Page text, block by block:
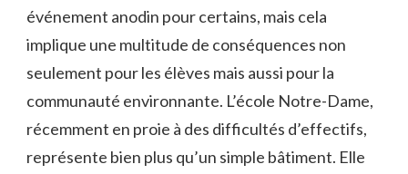
événement anodin pour certains, mais cela
implique une multitude de conséquences non
seulement pour les élèves mais aussi pour la
communauté environnante. L’école Notre-Dame,
récemment en proie à des difficultés d’effectifs,
représente bien plus qu’un simple bâtiment. Elle